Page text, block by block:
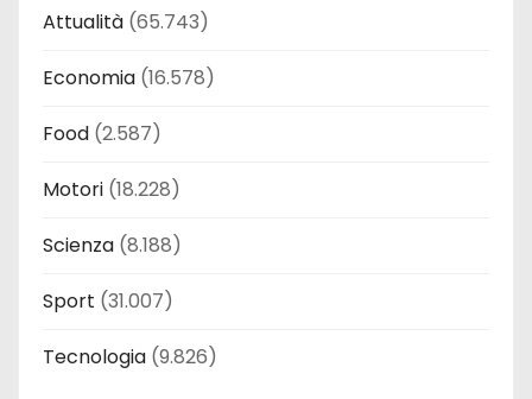
Attualità (65.743)
Economia (16.578)
Food (2.587)
Motori (18.228)
Scienza (8.188)
Sport (31.007)
Tecnologia (9.826)